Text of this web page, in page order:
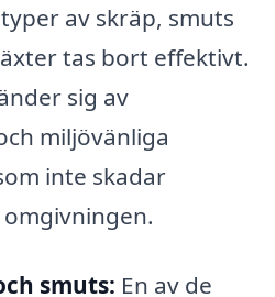
av skräp, smuts
tas bort effektivt.
sig av
miljövänliga
inte skadar
smuts: En av de